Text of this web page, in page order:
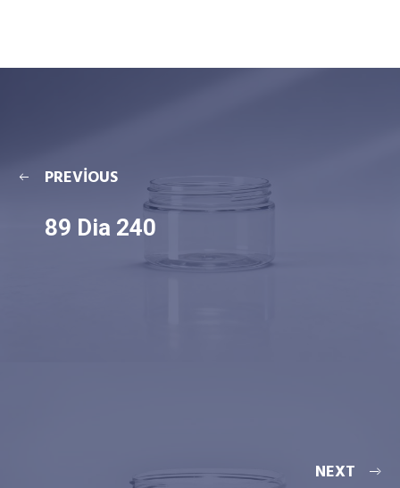
PREVIOUS
89 Dia 240
NEXT